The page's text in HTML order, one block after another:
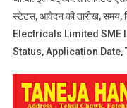
स्टेटस, आवेदन की तारीख, समय,
Electricals Limited SME
Status, Application